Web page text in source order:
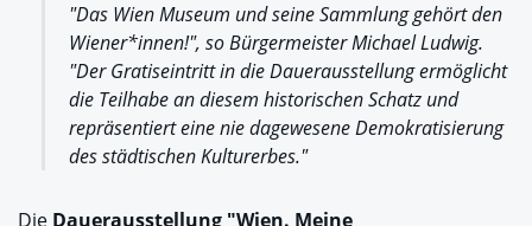
"Das Wien Museum und seine Sammlung gehört den
Wiener*innen!", so Bürgermeister Michael Ludwig.
"Der Gratiseintritt in die Dauerausstellung ermöglicht
die Teilhabe an diesem historischen Schatz und
repräsentiert eine nie dagewesene Demokratisierung
des städtischen Kulturerbes."
Die Dauerausstellung "Wien. Meine